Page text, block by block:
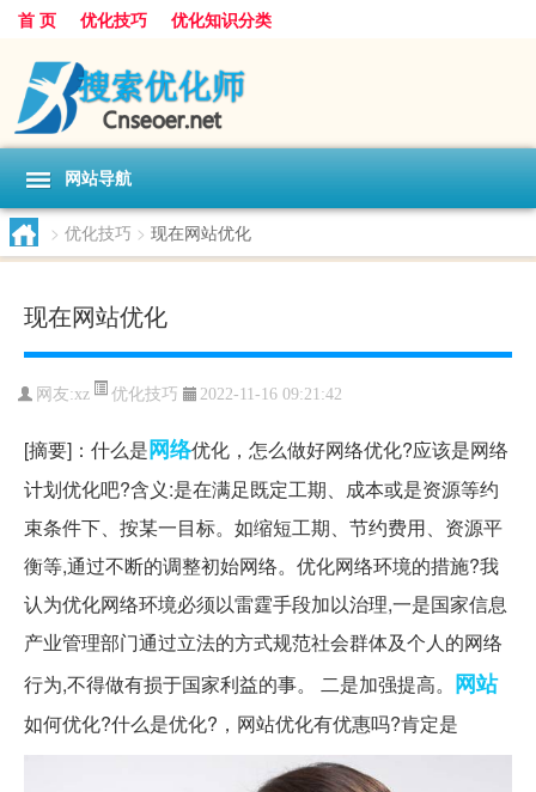
首 页 优化技巧 优化知识分类
网站导航
> 优化技巧 > 现在网站优化
现在网站优化
网友:xz 优化技巧 2022-11-16 09:21:42
[摘要]：什么是网络优化，怎么做好网络优化?应该是网络
计划优化吧?含义:是在满足既定工期、成本或是资源等约
束条件下、按某一目标。如缩短工期、节约费用、资源平
衡等,通过不断的调整初始网络。优化网络环境的措施?我
认为优化网络环境必须以雷霆手段加以治理,一是国家信息
产业管理部门通过立法的方式规范社会群体及个人的网络
行为,不得做有损于国家利益的事。 二是加强提高。 网站
如何优化?什么是优化?，网站优化有优惠吗?肯定是